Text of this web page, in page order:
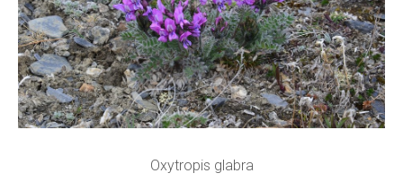
Oxytropis glabra